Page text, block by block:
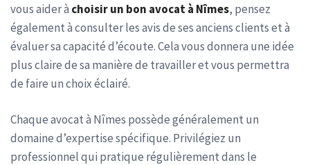
vous aider à choisir un bon avocat à Nîmes, pensez
également à consulter les avis de ses anciens clients et à
évaluer sa capacité d’écoute. Cela vous donnera une idée
plus claire de sa manière de travailler et vous permettra
de faire un choix éclairé.
Chaque avocat à Nîmes possède généralement un
domaine d’expertise spécifique. Privilégiez un
professionnel qui pratique régulièrement dans le